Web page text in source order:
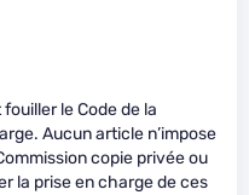
le Code de la
Aucun article n’impose
copie privée ou
la prise en charge de ces